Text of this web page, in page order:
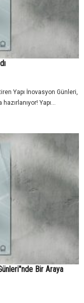
Yapı İnovasyon Günleri,
Yapı...
Bir Araya